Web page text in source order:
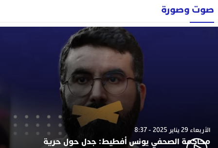
صوت وصورة
الأربعاء 29 يناير 2025 - 8:37
محاكمة الصحفي يونس أفطيط: جدل حول حرية